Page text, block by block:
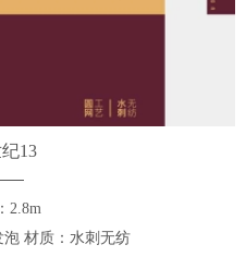
13
2.8m
材质：水刺无纺